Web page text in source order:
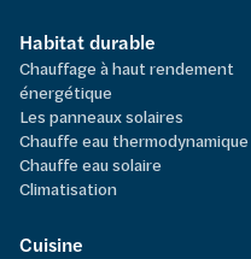
Habitat durable
Chauffage à haut rendement
énergétique
Les panneaux solaires
Chauffe eau thermodynamique
Chauffe eau solaire
Climatisation
Cuisine